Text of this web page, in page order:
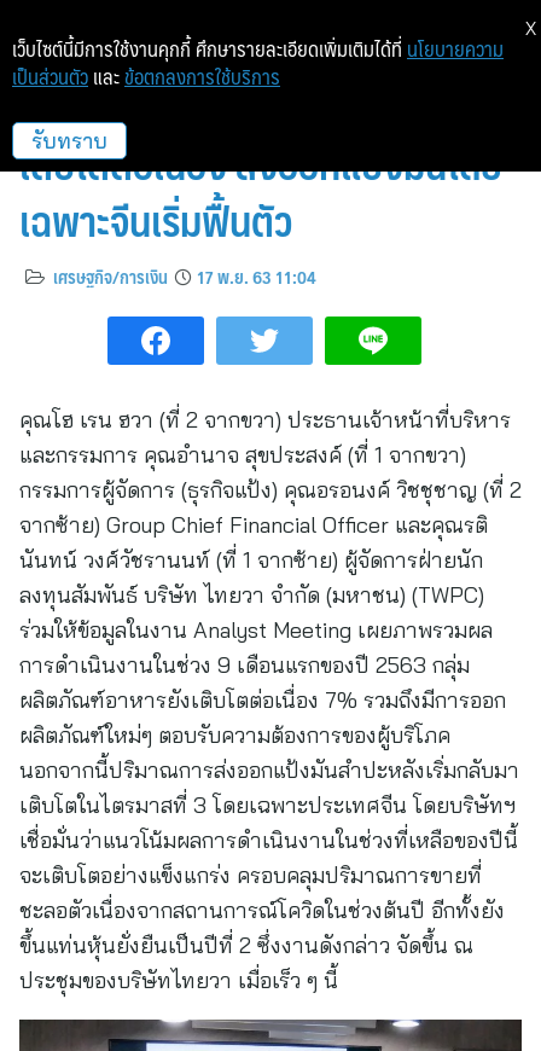
TWPC โชว์กลุ่มผลิตภัณฑ์อาหาร
เติบโตต่อเนื่อง ส่งออกแป้งมันโดย
เฉพาะจีนเริ่มฟื้นตัว
เศรษฐกิจ/การเงิน 17 พ.ย. 63 11:04
คุณโฮ เรน ฮวา (ที่ 2 จากขวา) ประธานเจ้าหน้าที่บริหาร
และกรรมการ คุณอำนาจ สุขประสงค์ (ที่ 1 จากขวา)
กรรมการผู้จัดการ (ธุรกิจแป้ง) คุณอรอนงค์ วิชชุชาญ (ที่ 2
จากซ้าย) Group Chief Financial Officer และคุณรติ
นันทน์ วงศ์วัชรานนท์ (ที่ 1 จากซ้าย) ผู้จัดการฝ่ายนัก
ลงทุนสัมพันธ์ บริษัท ไทยวา จำกัด (มหาชน) (TWPC)
ร่วมให้ข้อมูลในงาน Analyst Meeting เผยภาพรวมผล
การดำเนินงานในช่วง 9 เดือนแรกของปี 2563 กลุ่ม
ผลิตภัณฑ์อาหารยังเติบโตต่อเนื่อง 7% รวมถึงมีการออก
ผลิตภัณฑ์ใหม่ๆ ตอบรับความต้องการของผู้บริโภค
นอกจากนี้ปริมาณการส่งออกแป้งมันสำปะหลังเริ่มกลับมา
เติบโตในไตรมาสที่ 3 โดยเฉพาะประเทศจีน โดยบริษัทฯ
เชื่อมั่นว่าแนวโน้มผลการดำเนินงานในช่วงที่เหลือของปีนี้
จะเติบโตอย่างแข็งแกร่ง ครอบคลุมปริมาณการขายที่
ชะลอตัวเนื่องจากสถานการณ์โควิดในช่วงต้นปี อีกทั้งยัง
ขึ้นแท่นหุ้นยั่งยืนเป็นปีที่ 2 ซึ่งงานดังกล่าว จัดขึ้น ณ
ประชุมของบริษัทไทยวา เมื่อเร็ว ๆ นี้
เว็บไซต์นี้มีการใช้งานคุกกี้ ศึกษารายละเอียดเพิ่มเติมได้ที่ นโยบายความ
เป็นส่วนตัว และ ข้อตกลงการใช้บริการ
รับทราบ
X